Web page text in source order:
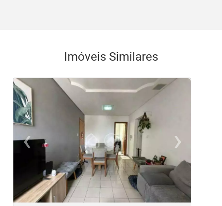
Imóveis Similares
‹
Previous
›